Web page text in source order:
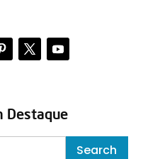
Destaque
Search